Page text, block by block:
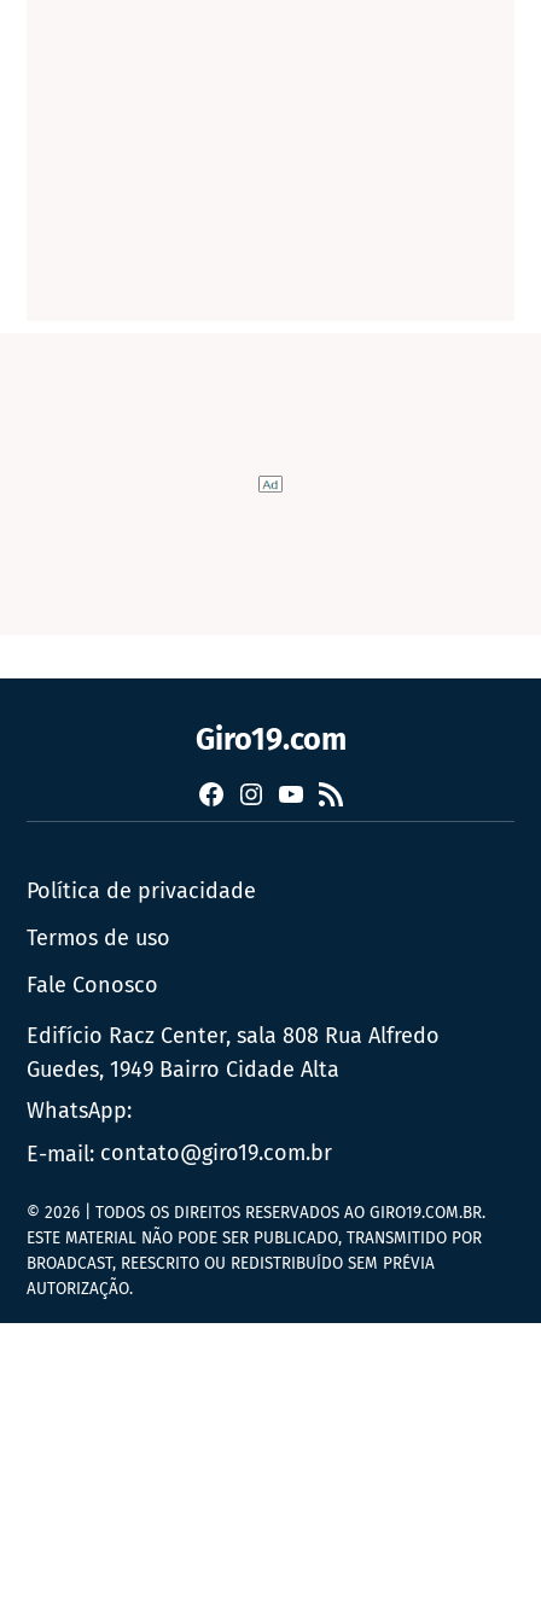
Giro19.com
FacebookInstagram
YouTube
RSS
Política de privacidade
Termos de uso
Fale Conosco
Edifício Racz Center, sala 808 Rua Alfredo
Guedes, 1949 Bairro Cidade Alta
WhatsApp:
E-mail: contato@giro19.com.br
© 2026 | TODOS OS DIREITOS RESERVADOS AO GIRO19.COM.BR.
ESTE MATERIAL NÃO PODE SER PUBLICADO, TRANSMITIDO POR
BROADCAST, REESCRITO OU REDISTRIBUÍDO SEM PRÉVIA
AUTORIZAÇÃO.